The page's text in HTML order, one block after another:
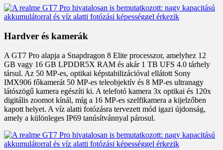
Hardver és kamerák
A GT7 Pro alapja a Snapdragon 8 Elite processzor, amelyhez 12
GB vagy 16 GB LPDDR5X RAM és akár 1 TB UFS 4.0 tárhely
társul. Az 50 MP-es, optikai képstabilizációval ellátott Sony
IMX906 főkamerát 50 MP-es teleobjektív és 8 MP-es ultranagy
látószögű kamera egészíti ki. A telefotó kamera 3x optikai és 120x
digitális zoomot kínál, míg a 16 MP-es szelfikamera a kijelzőben
kapott helyet. A víz alatti fotózásra tervezett mód igazi újdonság,
amely a különleges IP69 tanúsítvánnyal párosul.